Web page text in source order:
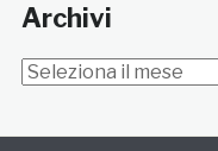
Archivi
Archivi